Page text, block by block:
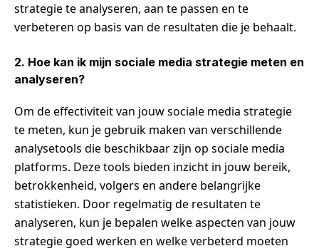
strategie te analyseren, aan te passen en te
verbeteren op basis van de resultaten die je behaalt.
2. Hoe kan ik mijn sociale media strategie meten en
analyseren?
Om de effectiviteit van jouw sociale media strategie
te meten, kun je gebruik maken van verschillende
analysetools die beschikbaar zijn op sociale media
platforms. Deze tools bieden inzicht in jouw bereik,
betrokkenheid, volgers en andere belangrijke
statistieken. Door regelmatig de resultaten te
analyseren, kun je bepalen welke aspecten van jouw
strategie goed werken en welke verbeterd moeten